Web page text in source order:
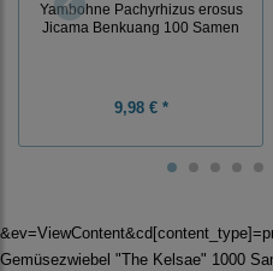
Yambohne Pachyrhizus erosus
Jicama Benkuang 100 Samen
9,98 € *
Gemüsezwiebel "The Kelsae" 1000